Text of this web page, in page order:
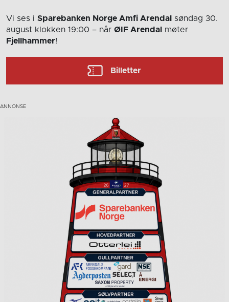
Vi ses i Sparebanken Norge Amfi Arendal
søndag 30.
august klokken 19:00 – når ØIF Arendal
møter
Fjellhammer!
Billetter